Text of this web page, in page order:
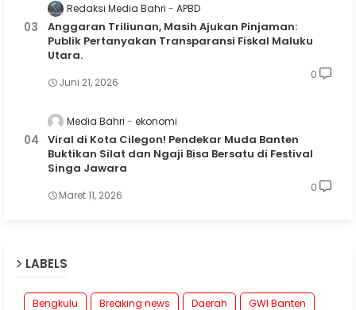
Redaksi Media Bahri APBD
Anggaran Triliunan, Masih Ajukan Pinjaman:
Publik Pertanyakan Transparansi Fiskal Maluku
Utara.
Juni 21, 2026
0
Media Bahri ekonomi
Viral di Kota Cilegon! Pendekar Muda Banten
Buktikan Silat dan Ngaji Bisa Bersatu di Festival
Singa Jawara
Maret 11, 2026
0
LABELS
Bengkulu Breaking news Daerah
GWI Banten